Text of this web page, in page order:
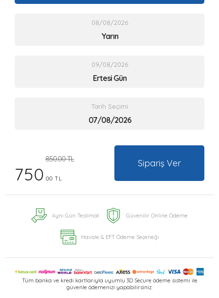
08/08/2026
Yarın
09/08/2026
Ertesi Gün
Tarih Seçimi
850.00 TL
750 .00 TL
Sipariş Ver
Aynı Gün Teslimat Güvenilir Online Ödeme
Havale & EFT Ödeme Seçeneği
Tüm banka ve kredi kartlarıyla uyumlu 3D Secure ödeme sistemi ile
güvenle ödemenizi yapabilirsiniz.